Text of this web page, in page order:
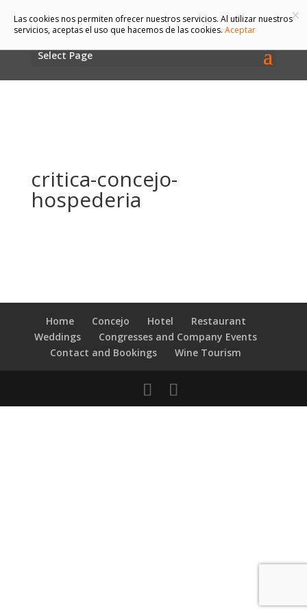
Select Page
critica-concejo-
hospederia
Home Concejo Hotel
Restaurant
Weddings
Congresses and Company Events
Contact and Bookings
Wine Tourism
×
Las cookies nos permiten ofrecer nuestros servicios. Al utilizar nuestros
servicios, aceptas el uso que hacemos de las cookies. Aceptar